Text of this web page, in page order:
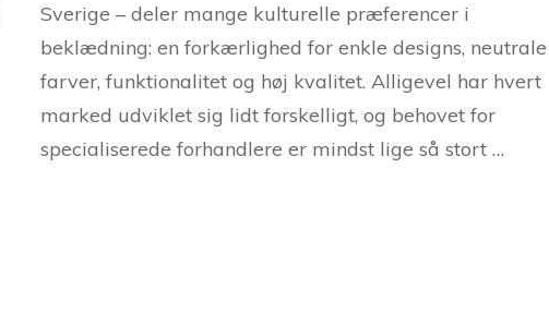
Sverige – deler mange kulturelle præferencer i
beklædning: en forkærlighed for enkle designs, neutrale
farver, funktionalitet og høj kvalitet. Alligevel har hvert
marked udviklet sig lidt forskelligt, og behovet for
specialiserede forhandlere er mindst lige så stort …